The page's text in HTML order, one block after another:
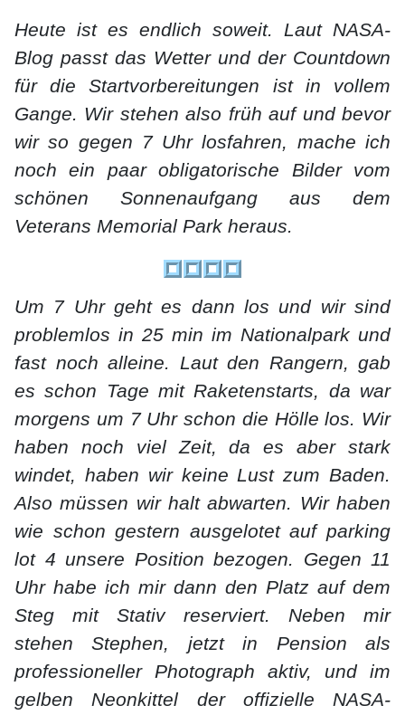
Heute ist es endlich soweit. Laut NASA-
Blog passt das Wetter und der Countdown
für die Startvorbereitungen ist in vollem
Gange. Wir stehen also früh auf und bevor
wir so gegen 7 Uhr losfahren, mache ich
noch ein paar obligatorische Bilder vom
schönen Sonnenaufgang aus dem
Veterans Memorial Park heraus.
Um 7 Uhr geht es dann los und wir sind
problemlos in 25 min im Nationalpark und
fast noch alleine. Laut den Rangern, gab
es schon Tage mit Raketenstarts, da war
morgens um 7 Uhr schon die Hölle los. Wir
haben noch viel Zeit, da es aber stark
windet, haben wir keine Lust zum Baden.
Also müssen wir halt abwarten. Wir haben
wie schon gestern ausgelotet auf parking
lot 4 unsere Position bezogen. Gegen 11
Uhr habe ich mir dann den Platz auf dem
Steg mit Stativ reserviert. Neben mir
stehen Stephen, jetzt in Pension als
professioneller Photograph aktiv, und im
gelben Neonkittel der offizielle NASA-